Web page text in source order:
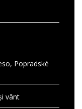
Popradské
vânt